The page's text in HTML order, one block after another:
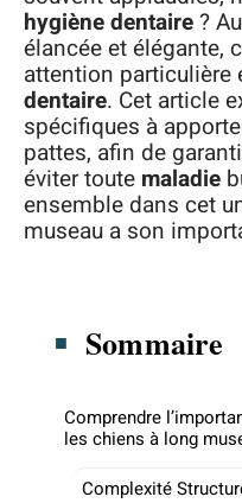
hygiène dentaire?
élancée et élégante,
attention particulière
dentaire. Cet article
spécifiques à
pattes, afin de
éviter toute maladie
ensemble dans cet
museau a son
Sommaire
Comprendre
les chiens à long
Complexité